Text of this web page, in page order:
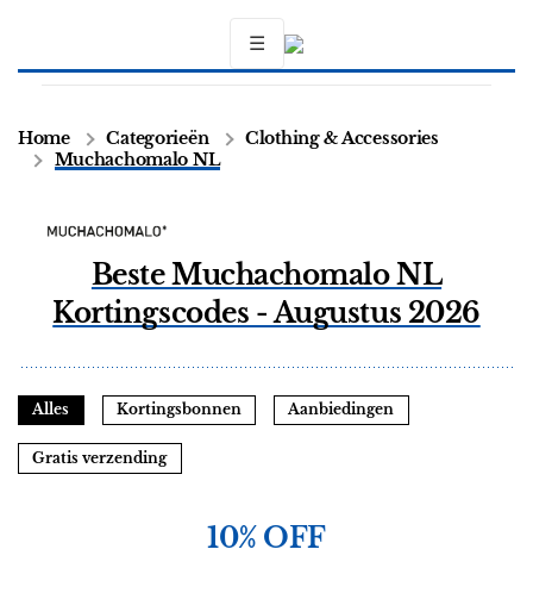
☰
Home Categorieën
Clothing & Accessories
Muchachomalo NL
Beste Muchachomalo NL
Kortingscodes - Augustus 2026
Alles Kortingsbonnen Aanbiedingen
Gratis verzending
10% OFF